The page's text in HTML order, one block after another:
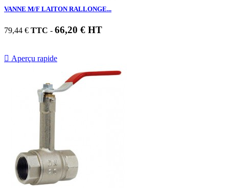
VANNE M/F LAITON RALLONGE...
79,44 € TTC - 66,20 € HT
 Aperçu rapide